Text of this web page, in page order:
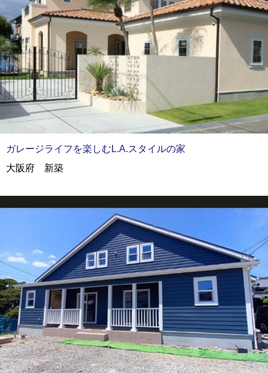
ガレージライフを楽しむL.A.スタイルの家
大阪府 新築